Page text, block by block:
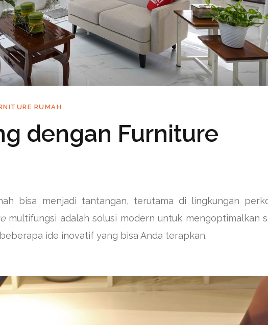
RUMAH
dengan Furniture
bisa menjadi tantangan, terutama di lingkungan
multifungsi adalah solusi modern untuk mengoptimalkan
ide inovatif yang bisa Anda terapkan.